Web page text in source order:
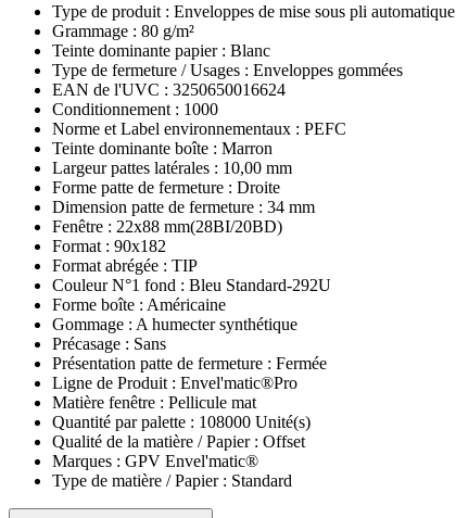
Type de produit : Enveloppes de mise sous pli automatique
Grammage : 80 g/m²
Teinte dominante papier : Blanc
Type de fermeture / Usages : Enveloppes gommées
EAN de l'UVC : 3250650016624
Conditionnement : 1000
Norme et Label environnementaux : PEFC
Teinte dominante boîte : Marron
Largeur pattes latérales : 10,00 mm
Forme patte de fermeture : Droite
Dimension patte de fermeture : 34 mm
Fenêtre : 22x88 mm(28BI/20BD)
Format : 90x182
Format abrégée : TIP
Couleur N°1 fond : Bleu Standard-292U
Forme boîte : Américaine
Gommage : A humecter synthétique
Précasage : Sans
Présentation patte de fermeture : Fermée
Ligne de Produit : Envel'matic®Pro
Matière fenêtre : Pellicule mat
Quantité par palette : 108000 Unité(s)
Qualité de la matière / Papier : Offset
Marques : GPV Envel'matic®
Type de matière / Papier : Standard